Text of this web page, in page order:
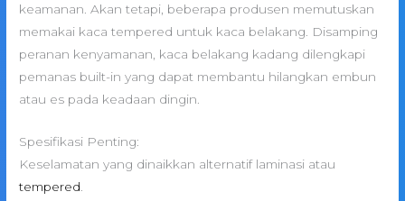
keamanan. Akan tetapi, beberapa produsen memutuskan
memakai kaca tempered untuk kaca belakang. Disamping
peranan kenyamanan, kaca belakang kadang dilengkapi
pemanas built-in yang dapat membantu hilangkan embun
atau es pada keadaan dingin.
Spesifikasi Penting:
Keselamatan yang dinaikkan alternatif laminasi atau
tempered.